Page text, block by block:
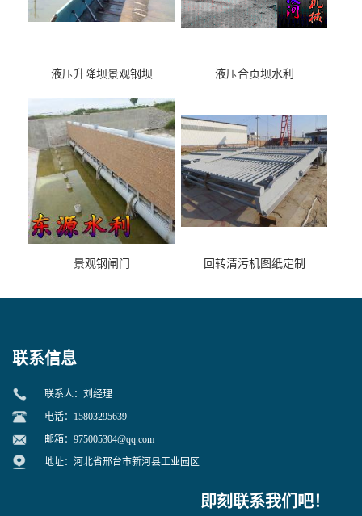
液压升降坝景观钢坝 液压合页坝水利
景观钢闸门 回转清污机图纸定制
联系信息
联系人：刘经理
电话：15803295639
邮箱： 975005304@qq.com
地址：河北省邢台市新河县工业园区
即刻联系我们吧！